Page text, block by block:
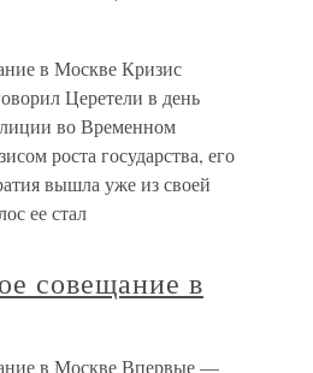
в Москве Кризис
Церетели в день
во Временном
роста государства, его
вышла уже из своей
ее стал
совещание в
в Москве Впервые —